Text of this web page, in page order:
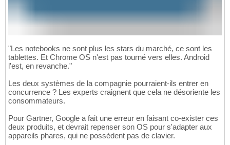
"Les notebooks ne sont plus les stars du marché, ce sont les
tablettes. Et Chrome OS n'est pas tourné vers elles. Android
l'est, en revanche."
Les deux systèmes de la compagnie pourraient-ils entrer en
concurrence ? Les experts craignent que cela ne désoriente les
consommateurs.
Pour Gartner, Google a fait une erreur en faisant co-exister ces
deux produits, et devrait repenser son OS pour s'adapter aux
appareils phares, qui ne possèdent pas de clavier.